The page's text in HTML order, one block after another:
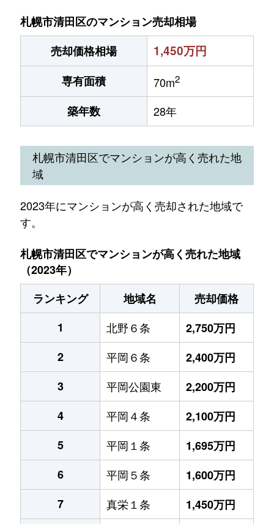
札幌市清田区のマンション売却相場
売却価格相場
1,450万円
専有面積 70m2
築年数 28年
札幌市清田区でマンションが高く売れた地
域
2023年にマンションが高く売却された地域で
す。
札幌市清田区でマンションが高く売れた地域
（2023年）
ランキング
地域名
売却価格
1
北野６条
2,750万円
2
平岡６条
2,400万円
3
平岡公園東
2,200万円
4
平岡４条
2,100万円
5
平岡１条
1,695万円
6
平岡５条
1,600万円
7
真栄１条
1,450万円